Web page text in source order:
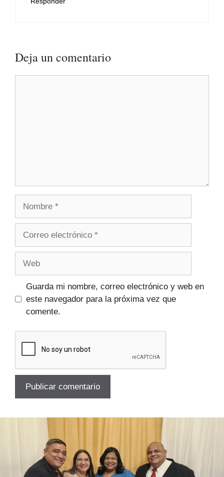
Deja un comentario
Guarda mi nombre, correo electrónico y web en
este navegador para la próxima vez que
comente.